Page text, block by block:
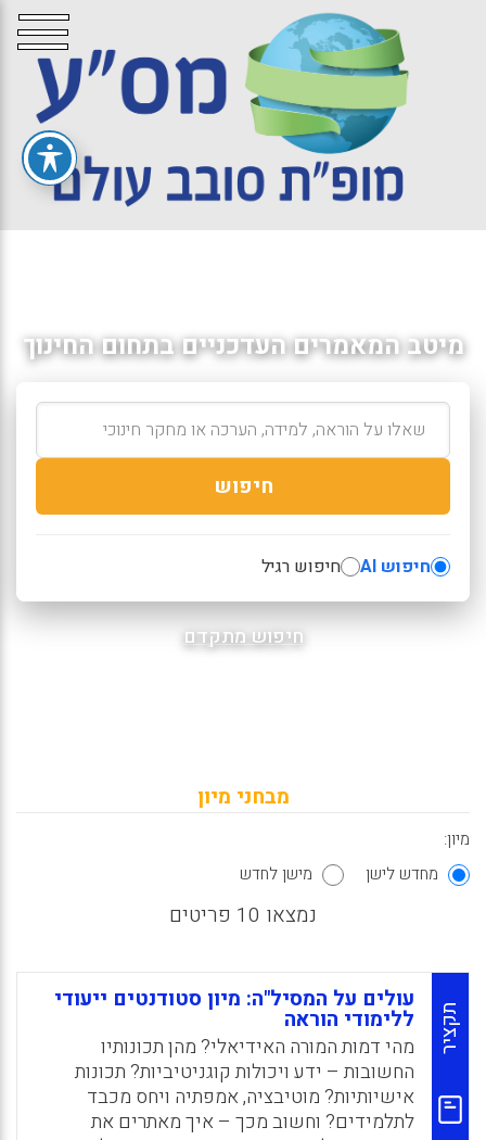
מיטב המאמרים העדכניים בתחום החינוך
חיפוש
חיפוש AI חיפוש רגיל
חיפוש מתקדם
מבחני מיון
מיון:
מחדש לישן
מישן לחדש
נמצאו 10 פריטים
תקציר
עולים על המסיל"ה: מיון סטודנטים ייעודי
ללימודי הוראה
מהי דמות המורה האידיאלי? מהן תכונותיו
החשובות – ידע ויכולות קוגניטיביות? תכונות
אישיותיות? מוטיבציה, אמפתיה ויחס מכבד
לתלמידים? וחשוב מכך – איך מאתרים את